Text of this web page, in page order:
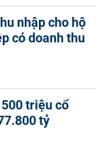
nhập cho hộ
có doanh thu
triệu cổ
tỷ